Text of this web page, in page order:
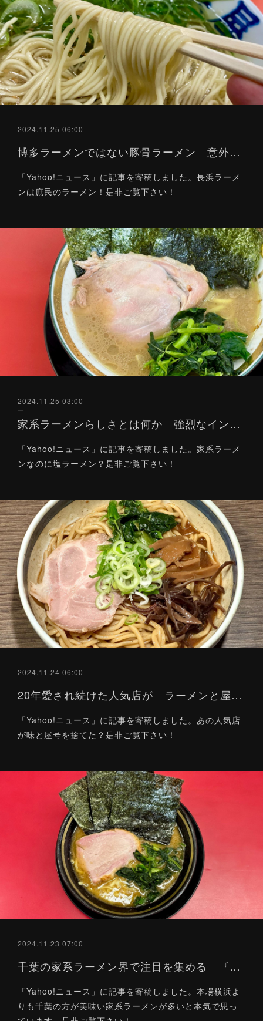
2024.11.25 06:00
博多ラーメンではない豚骨ラーメン 意外と知らない「長浜ラーメン」の魅力とは？（Yahoo!ニュース）11/25
「Yahoo!ニュース」に記事を寄稿しました。長浜ラーメ
ンは庶民のラーメン！是非ご覧下さい！
2024.11.25 03:00
家系ラーメンらしさとは何か 強烈なインパクトのある塩ラーメン【ラーメン評論家の覆面ラーメン批評７】（Yahoo!ニュース）11/25
「Yahoo!ニュース」に記事を寄稿しました。家系ラーメ
ンなのに塩ラーメン？是非ご覧下さい！
2024.11.24 06:00
20年愛され続けた人気店が ラーメンと屋号を「捨てた」深刻な理由とは？（Yahoo!ニュース）11/24
「Yahoo!ニュース」に記事を寄稿しました。あの人気店
が味と屋号を捨てた？是非ご覧下さい！
2024.11.23 07:00
千葉の家系ラーメン界で注目を集める 『王道家』系列店を食べ比べてみた（Yahoo!ニュース）11/23
「Yahoo!ニュース」に記事を寄稿しました。本場横浜よ
りも千葉の方が美味い家系ラーメンが多いと本気で思っ